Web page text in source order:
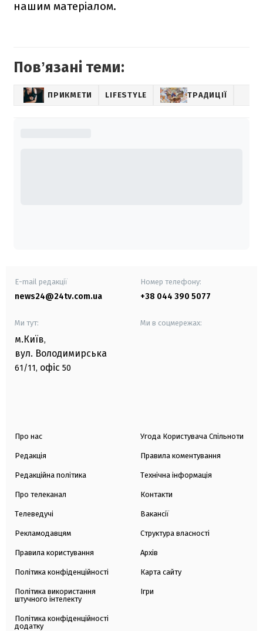
нашим матеріалом.
Повʼязані теми:
ПРИКМЕТИ LIFESTYLE ТРАДИЦІЇ
E-mail редакції
news24@24tv.com.ua
Номер телефону:
+38 044 390 5077
Ми тут:
м.Київ,
вул. Володимирська
61/11, офіс 50
Ми в соцмережах:
Про нас
Редакція
Редакційна політика
Про телеканал
Телеведучі
Рекламодавцям
Правила користування
Політика конфіденційності
Політика використання
штучного інтелекту
Політика конфіденційності
додатку
Угода Користувача Спільноти
Правила коментування
Технічна інформація
Контакти
Вакансії
Структура власності
Архів
Карта сайту
Ігри